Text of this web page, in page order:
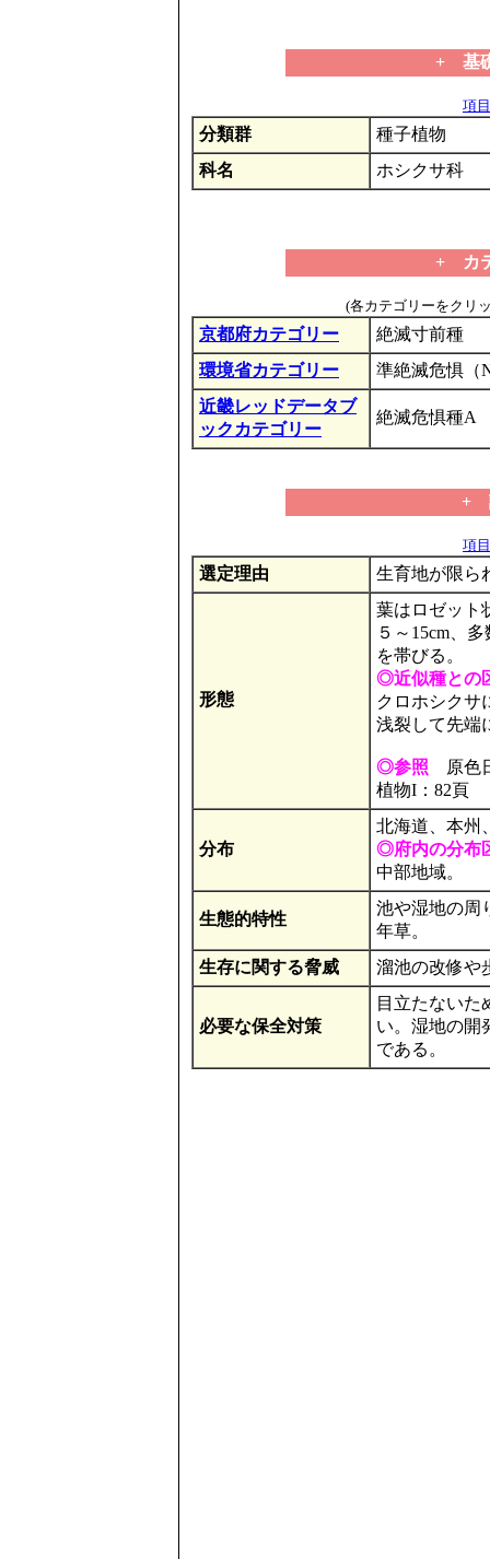
+ 基
項
分類群
種子植物
科名
ホシクサ科
+ カ
(各カテゴリーをクリ
京都府カテゴリー
絶滅寸前種
環境省カテゴリー
準絶滅危惧（
近畿レッドデータブ
ックカテゴリー
絶滅危惧種A
+
項
選定理由 生育地が限ら
形態
葉はロゼット
５～15cm、
を帯びる。
◎近似種との
クロホシクサ
浅裂して先端
◎参照 原色
植物I：82頁
分布
北海道、本州
◎府内の分布
中部地域。
生態的特性
池や湿地の周
年草。
生存に関する脅威
溜池の改修や
必要な保全対策
目立たないた
い。湿地の開
である。